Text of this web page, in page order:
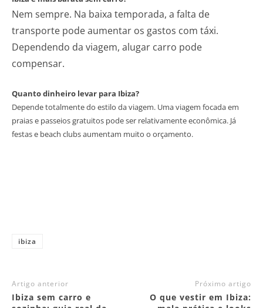
Nem sempre. Na baixa temporada, a falta de
transporte pode aumentar os gastos com táxi.
Dependendo da viagem, alugar carro pode
compensar.
Quanto dinheiro levar para Ibiza?
Depende totalmente do estilo da viagem. Uma viagem focada em
praias e passeios gratuitos pode ser relativamente econômica. Já
festas e beach clubs aumentam muito o orçamento.
ibiza
Artigo anterior
Ibiza sem carro e
Próximo artigo
O que vestir em Ibiza: